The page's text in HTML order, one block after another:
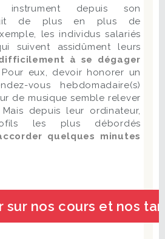
instrument depuis son
de plus en plus de
les individus salariés
suivent assidûment leurs
à se dégager
Pour eux, devoir honorer un
vous hebdomadaire(s)
de musique semble relever
Mais depuis leur ordinateur,
les plus débordés
quelques minutes